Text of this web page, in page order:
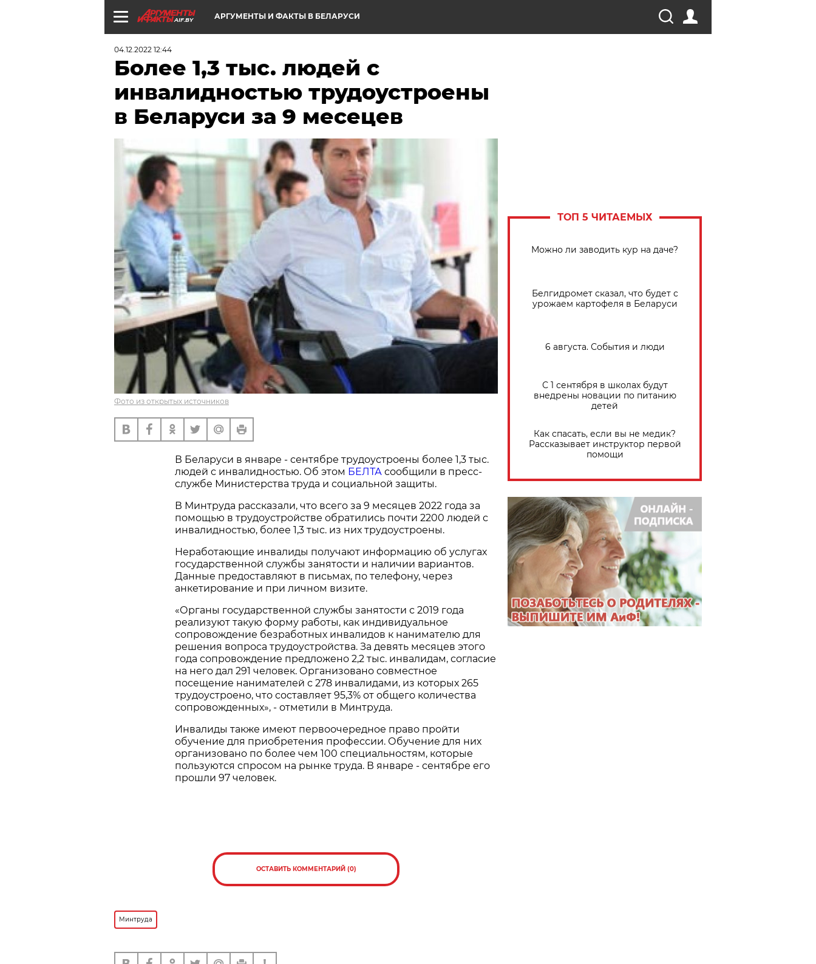
AIF.BY АРГУМЕНТЫ И ФАКТЫ В БЕЛАРУСИ
04.12.2022 12:44
Более 1,3 тыс. людей с
инвалидностью трудоустроены
в Беларуси за 9 месецев
Фото из открытых источников
В Беларуси в январе - сентябре трудоустроены более 1,3 тыс.
людей с инвалидностью. Об этом БЕЛТА сообщили в пресс-
службе Министерства труда и социальной защиты.
В Минтруда рассказали, что всего за 9 месяцев 2022 года за
помощью в трудоустройстве обратились почти 2200 людей с
инвалидностью, более 1,3 тыс. из них трудоустроены.
Неработающие инвалиды получают информацию об услугах
государственной службы занятости и наличии вариантов.
Данные предоставляют в письмах, по телефону, через
анкетирование и при личном визите.
«Органы государственной службы занятости с 2019 года
реализуют такую форму работы, как индивидуальное
сопровождение безработных инвалидов к нанимателю для
решения вопроса трудоустройства. За девять месяцев этого
года сопровождение предложено 2,2 тыс. инвалидам, согласие
на него дал 291 человек. Организовано совместное
посещение нанимателей с 278 инвалидами, из которых 265
трудоустроено, что составляет 95,3% от общего количества
сопровожденных», - отметили в Минтруда.
Инвалиды также имеют первоочередное право пройти
обучение для приобретения профессии. Обучение для них
организовано по более чем 100 специальностям, которые
пользуются спросом на рынке труда. В январе - сентябре его
прошли 97 человек.
ОСТАВИТЬ КОММЕНТАРИЙ (0)
Минтруда
ТОП 5 ЧИТАЕМЫХ
Можно ли заводить кур на даче?
Белгидромет сказал, что будет с
урожаем картофеля в Беларуси
6 августа. События и люди
С 1 сентября в школах будут
внедрены новации по питанию
детей
Как спасать, если вы не медик?
Рассказывает инструктор первой
помощи